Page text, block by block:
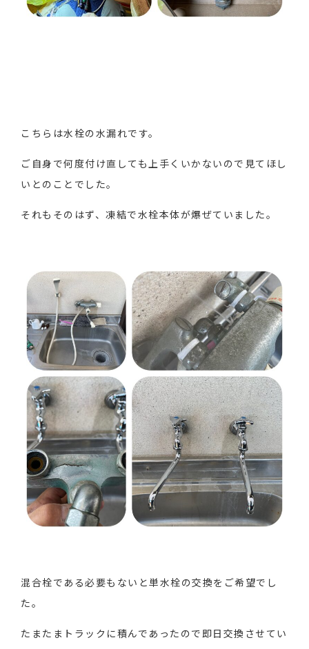
こちらは水栓の水漏れです。
ご自身で何度付け直しても上手くいかないので見てほし
いとのことでした。
それもそのはず、凍結で水栓本体が爆ぜていました。
混合栓である必要もないと単水栓の交換をご希望でし
た。
たまたまトラックに積んであったので即日交換させてい